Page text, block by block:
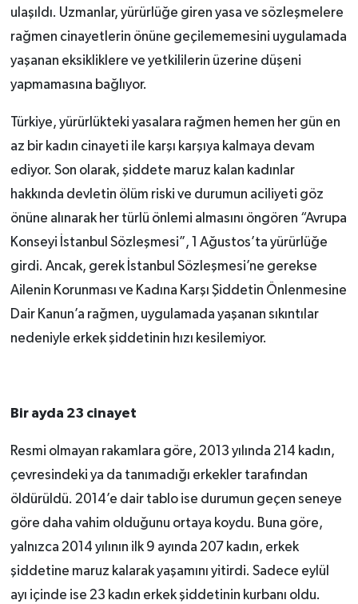
ulaşıldı. Uzmanlar, yürürlüğe giren yasa ve sözleşmelere
rağmen cinayetlerin önüne geçilememesini uygulamada
yaşanan eksikliklere ve yetkililerin üzerine düşeni
yapmamasına bağlıyor.
Türkiye, yürürlükteki yasalara rağmen hemen her gün en
az bir kadın cinayeti ile karşı karşıya kalmaya devam
ediyor. Son olarak, şiddete maruz kalan kadınlar
hakkında devletin ölüm riski ve durumun aciliyeti göz
önüne alınarak her türlü önlemi almasını öngören “Avrupa
Konseyi İstanbul Sözleşmesi”, 1 Ağustos’ta yürürlüğe
girdi. Ancak, gerek İstanbul Sözleşmesi’ne gerekse
Ailenin Korunması ve Kadına Karşı Şiddetin Önlenmesine
Dair Kanun’a rağmen, uygulamada yaşanan sıkıntılar
nedeniyle erkek şiddetinin hızı kesilemiyor.
Bir ayda 23 cinayet
Resmi olmayan rakamlara göre, 2013 yılında 214 kadın,
çevresindeki ya da tanımadığı erkekler tarafından
öldürüldü. 2014’e dair tablo ise durumun geçen seneye
göre daha vahim olduğunu ortaya koydu. Buna göre,
yalnızca 2014 yılının ilk 9 ayında 207 kadın, erkek
şiddetine maruz kalarak yaşamını yitirdi. Sadece eylül
ayı içinde ise 23 kadın erkek şiddetinin kurbanı oldu.